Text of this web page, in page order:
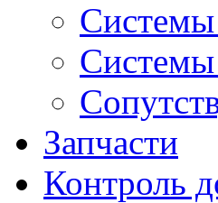
Системы
Системы
Запчасти
Контроль